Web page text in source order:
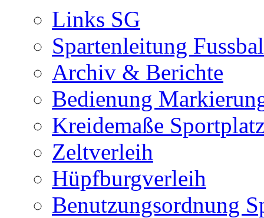
Links SG
Spartenleitung
Archiv & Berichte
Bedienung
Kreidemaße
Zeltverleih
Hüpfburgverleih
Benutzungsordnung